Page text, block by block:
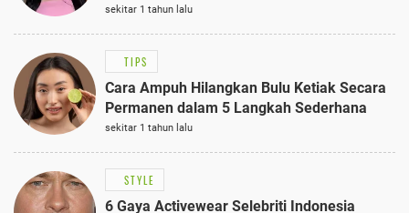
Anggun dengan Kaftan Cokelat
sekitar 1 tahun lalu
TIPS
Cara Ampuh Hilangkan Bulu Ketiak Secara
Permanen dalam 5 Langkah Sederhana
sekitar 1 tahun lalu
STYLE
6 Gaya Activewear Selebriti Indonesia